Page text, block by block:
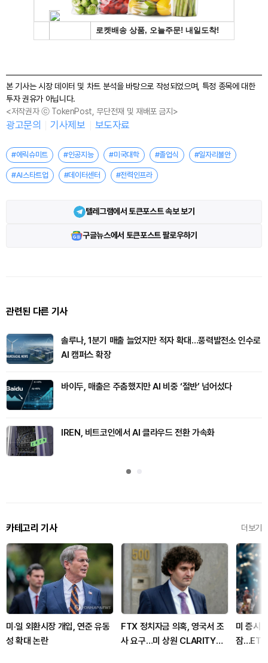
본 기사는 시장 데이터 및 차트 분석을 바탕으로 작성되었으며, 특정 종목에 대한
투자 권유가 아닙니다.
<저작권자 ⓒ TokenPost, 무단전재 및 재배포 금지>
광고문의 기사제보 보도자료
#에릭슈미트 #인공지능 #미국대학 #졸업식 #일자리불안
#AI스타트업 #데이터센터 #전력인프라
텔레그램에서 토큰포스트 속보 보기
구글뉴스에서 토큰포스트 팔로우하기
관련된 다른 기사
솔루나, 1분기 매출 늘었지만 적자 확대…풍력발전소 인수로
AI 캠퍼스 확장
바이두, 매출은 주춤했지만 AI 비중 ‘절반’ 넘어섰다
IREN, 비트코인에서 AI 클라우드 전환 가속화
카테고리 기사 더보기
미·일 외환시장 개입, 연준 유동
성 확대 논란
FTX 정치자금 의혹, 영국서 조
사 요구…미 상원 CLARITY
미 증시
잠